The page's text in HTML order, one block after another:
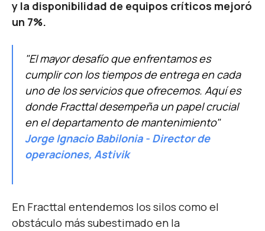
y la disponibilidad de equipos críticos mejoró
un 7%.
"El mayor desafío que enfrentamos es
cumplir con los tiempos de entrega en cada
uno de los servicios que ofrecemos. Aquí es
donde Fracttal desempeña un papel crucial
en el departamento de mantenimiento"
Jorge Ignacio Babilonia - Director de
operaciones, Astivik
En Fracttal entendemos los silos como el
obstáculo más subestimado en la